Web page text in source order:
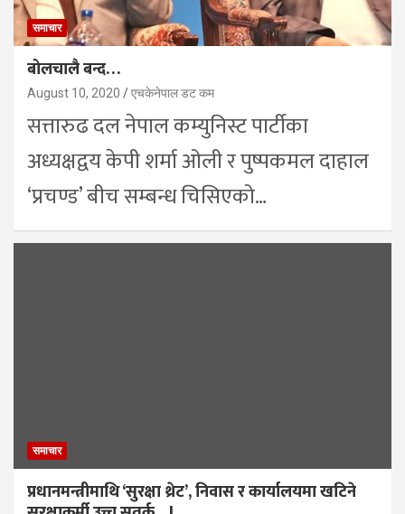
समाचार
बोलचालै बन्द…
August 10, 2020 एचकेनेपाल डट कम
सत्तारुढ दल नेपाल कम्युनिस्ट पार्टीका
अध्यक्षद्वय केपी शर्मा ओली र पुष्पकमल दाहाल
‘प्रचण्ड’ बीच सम्बन्ध चिसिएको…
समाचार
प्रधानमन्त्रीमाथि ‘सुरक्षा थ्रेट’, निवास र कार्यालयमा खटिने